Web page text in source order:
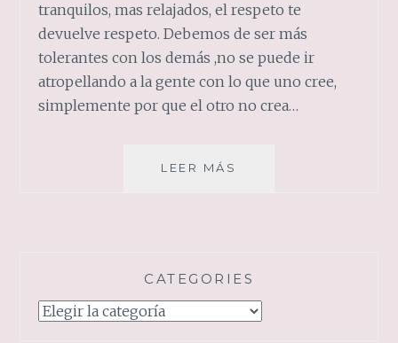
tranquilos, mas relajados, el respeto te
devuelve respeto. Debemos de ser más
tolerantes con los demás ,no se puede ir
atropellando a la gente con lo que uno cree,
simplemente por que el otro no crea…
LEER MÁS
CATEGORIES
Categories